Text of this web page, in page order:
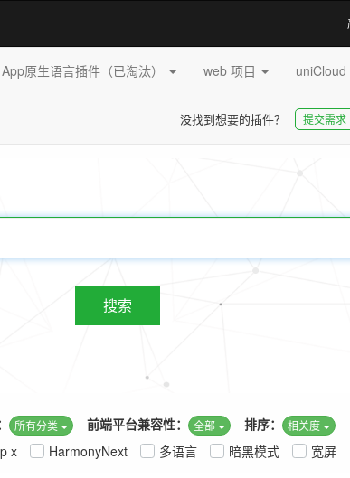
App原生语言插件（已淘汰） web 项目 uniCloud
没找到想要的插件？ 提交需求
搜索
排序： 相关度
前端平台兼容性： 全部
所有分类
宽屏
暗黑模式
多语言
HarmonyNext
x